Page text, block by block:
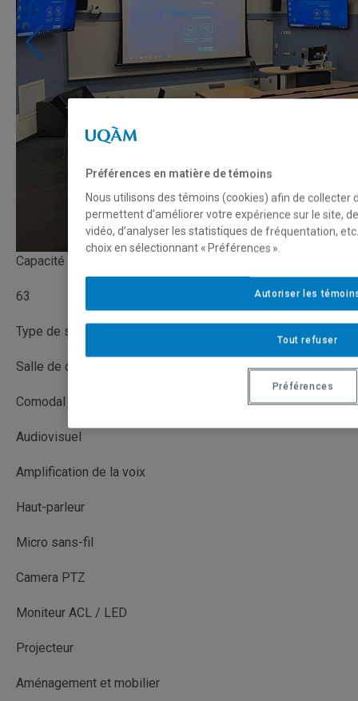
Capacité
63
Type de salle
Salle de cours
Comodal (CO)
Audiovisuel
Amplification de la voix
Haut-parleur
Micro sans-fil
Camera PTZ
Moniteur ACL / LED
Projecteur
Aménagement et mobilier
Préférences en matière de témoins
Nous utilisons des témoins (cookies) afin de collecter
permettent d’améliorer votre expérience sur le site,
vidéo, d’analyser les statistiques de fréquentation,
choix en sélectionnant « Préférences ».
Tout refuser
Autoriser les
Préférences